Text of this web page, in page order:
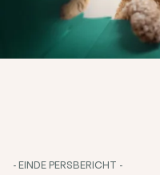
- EINDE PERSBERICHT -